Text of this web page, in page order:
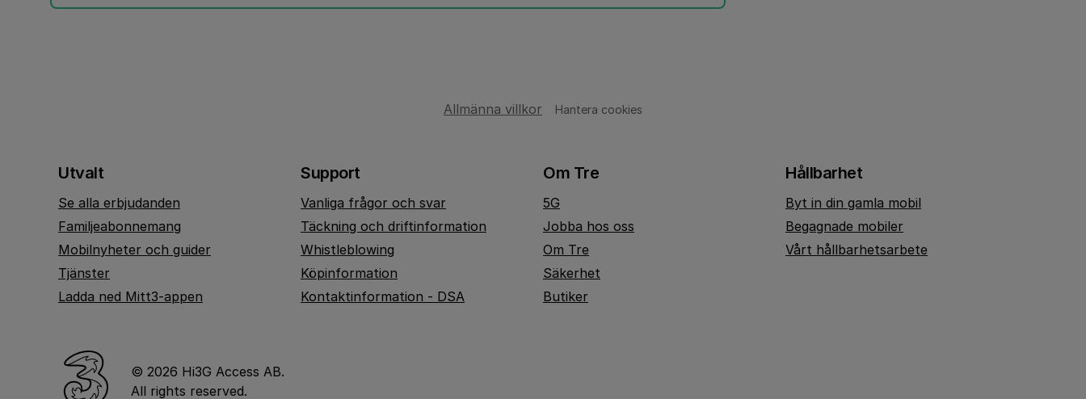
Allmänna villkor Hantera cookies
Utvalt
Se alla erbjudanden
Familjeabonnemang
Mobilnyheter och guider
Tjänster
Ladda ned Mitt3-appen
Support
Vanliga frågor och svar
Täckning och driftinformation
Whistleblowing
Köpinformation
Kontaktinformation - DSA
Om Tre
5G
Jobba hos oss
Om Tre
Säkerhet
Butiker
Hållbarhet
Byt in din gamla mobil
Begagnade mobiler
Vårt hållbarhetsarbete
© 2026 Hi3G Access AB.
All rights reserved.